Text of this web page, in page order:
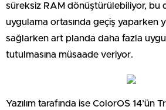
süreksiz RAM dönüştürülebiliyor, bu
uygulama ortasında geçiş yaparken
sağlarken art planda daha fazla
tutulmasına müsaade veriyor.
Yazılım tarafında ise ColorOS 14’ün